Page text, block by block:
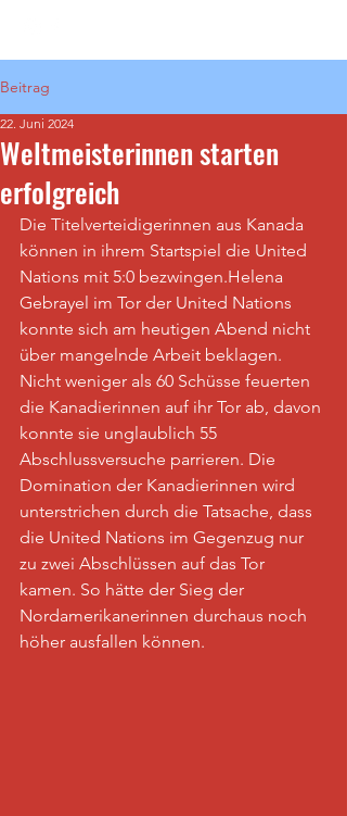
Beitrag
Weltmeisterinnen starten
erfolgreich
22. Juni 2024
Die Titelverteidigerinnen aus Kanada
können in ihrem Startspiel die United
Nations mit 5:0 bezwingen.Helena
Gebrayel im Tor der United Nations
konnte sich am heutigen Abend nicht
über mangelnde Arbeit beklagen.
Nicht weniger als 60 Schüsse feuerten
die Kanadierinnen auf ihr Tor ab, davon
konnte sie unglaublich 55
Abschlussversuche parrieren. Die
Domination der Kanadierinnen wird
unterstrichen durch die Tatsache, dass
die United Nations im Gegenzug nur
zu zwei Abschlüssen auf das Tor
kamen. So hätte der Sieg der
Nordamerikanerinnen durchaus noch
höher ausfallen können.